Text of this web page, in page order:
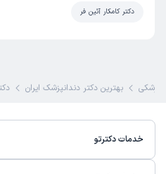
دکتر کامکار آئین فر
بهترین دکتر دندانپزشک ایران
خدمات دکترتو